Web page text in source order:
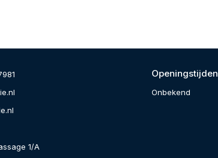
1/A
Openingstijden
Onbekend